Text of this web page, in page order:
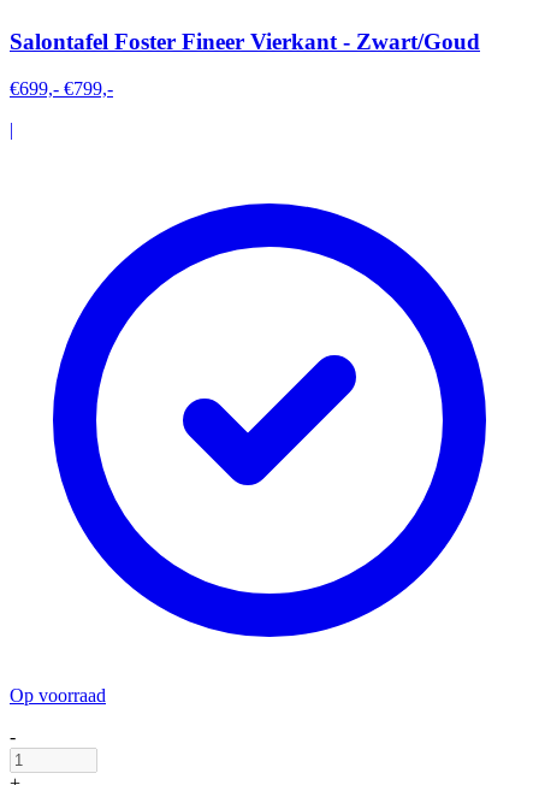
Salontafel Foster Fineer Vierkant - Zwart/Goud
€699,- €799,-
|
Op voorraad
-